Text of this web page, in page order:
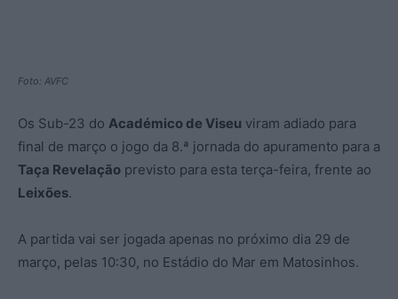
Foto: AVFC
Os Sub-23 do Académico de Viseu viram adiado para
final de março o jogo da 8.ª jornada do apuramento para a
Taça Revelação previsto para esta terça-feira, frente ao
Leixões.
A partida vai ser jogada apenas no próximo dia 29 de
março, pelas 10:30, no Estádio do Mar em Matosinhos.